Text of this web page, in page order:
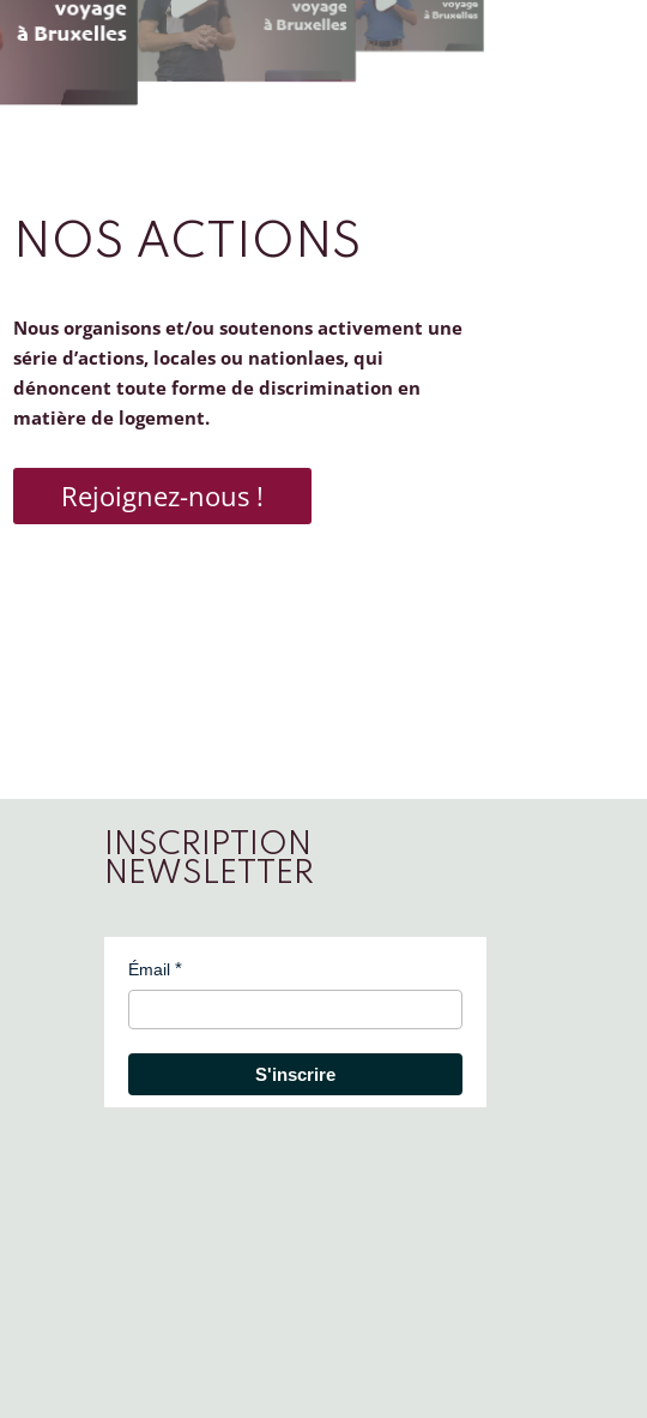
NOS ACTIONS
Nous organisons et/ou soutenons activement une
série d’actions, locales ou nationlaes, qui
dénoncent toute forme de discrimination en
matière de logement.
Rejoignez-nous !
INSCRIPTION
NEWSLETTER
Émail
S'inscrire